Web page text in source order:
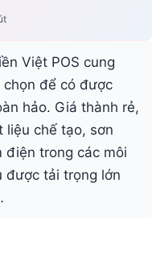
Việt POS cung
chọn để có được
hảo. Giá thành rẻ,
liệu chế tạo, sơn
điện trong các môi
được tải trọng lớn